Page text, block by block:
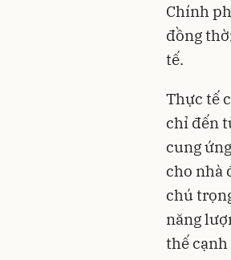
Chính
đồng
tế.
Thực tế
chỉ đến
cung
cho nhà
chú
năng
thế